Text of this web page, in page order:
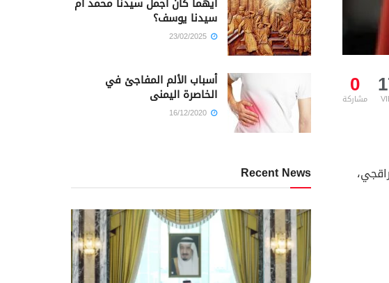
0
مشاركة
سيدنا يوسف؟
أسباب الألم المفاجئ في
الخاصرة اليمنى
Recent News